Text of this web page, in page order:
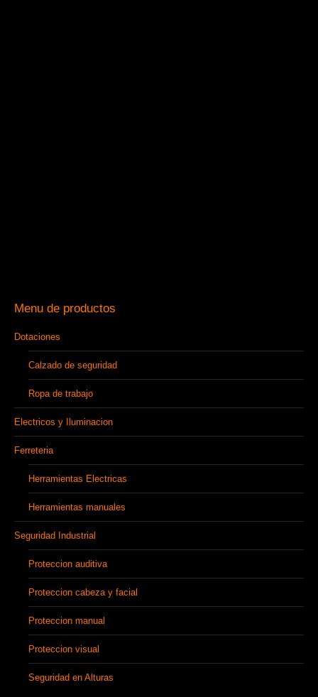
Menu de productos
Dotaciones
Calzado de seguridad
Ropa de trabajo
Electricos y Iluminacion
Ferreteria
Herramientas Electricas
Herramientas manuales
Seguridad Industrial
Proteccion auditiva
Proteccion cabeza y facial
Proteccion manual
Proteccion visual
Seguridad en Alturas